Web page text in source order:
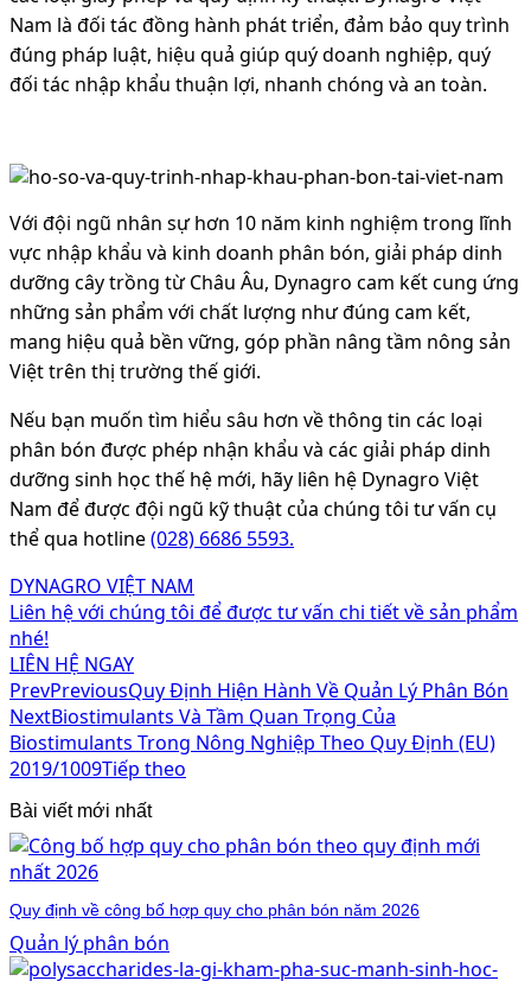
Nam là đối tác đồng hành phát triển, đảm bảo quy trình
đúng pháp luật, hiệu quả giúp quý doanh nghiệp, quý
đối tác nhập khẩu thuận lợi, nhanh chóng và an toàn.
Với đội ngũ nhân sự hơn 10 năm kinh nghiệm trong lĩnh
vực nhập khẩu và kinh doanh phân bón, giải pháp dinh
dưỡng cây trồng từ Châu Âu, Dynagro cam kết cung ứng
những sản phẩm với chất lượng như đúng cam kết,
mang hiệu quả bền vững, góp phần nâng tầm nông sản
Việt trên thị trường thế giới.
Nếu bạn muốn tìm hiểu sâu hơn về thông tin các loại
phân bón được phép nhận khẩu và các giải pháp dinh
dưỡng sinh học thế hệ mới, hãy liên hệ Dynagro Việt
Nam để được đội ngũ kỹ thuật của chúng tôi tư vấn cụ
thể qua hotline(028) 6686 5593.
DYNAGRO VIỆT NAM
Liên hệ với chúng tôi để được tư vấn chi tiết về sản phẩm
nhé!
LIÊN HỆ NGAY
PrevPreviousQuy Định Hiện Hành Về Quản Lý Phân Bón
NextBiostimulants Và Tầm Quan Trọng Của
Biostimulants Trong Nông Nghiệp Theo Quy Định (EU)
2019/1009Tiếp theo
Bài viết mới nhất
Quy định về công bố hợp quy cho phân bón năm 2026
Quản lý phân bón